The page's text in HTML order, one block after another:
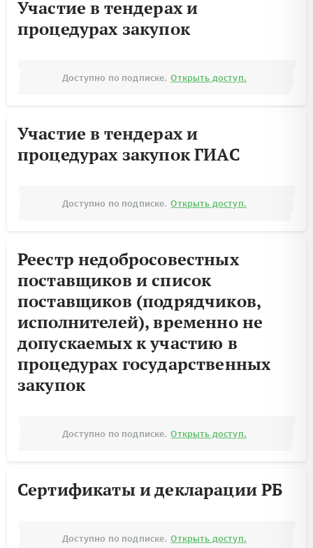
Участие в тендерах и
процедурах закупок
Доступно по подписке. Открыть доступ.
Участие в тендерах и
процедурах закупок ГИАС
Доступно по подписке. Открыть доступ.
Реестр недобросовестных
поставщиков и список
поставщиков (подрядчиков,
исполнителей), временно не
допускаемых к участию в
процедурах государственных
закупок
Доступно по подписке. Открыть доступ.
Сертификаты и декларации РБ
Доступно по подписке. Открыть доступ.